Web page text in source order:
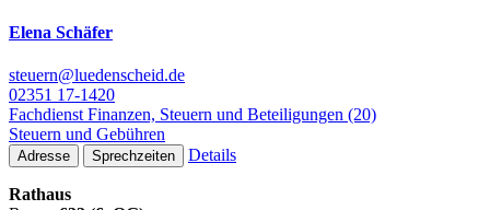
Elena Schäfer
steuern@luedenscheid.de
02351 17-1420
Fachdienst Finanzen, Steuern und Beteiligungen (20)
Steuern und Gebühren
Adresse Sprechzeiten Details
Rathaus